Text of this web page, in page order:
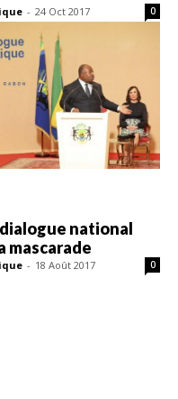
- 24 Oct 2017 0
national
mascarade
- 18 Août 2017 0